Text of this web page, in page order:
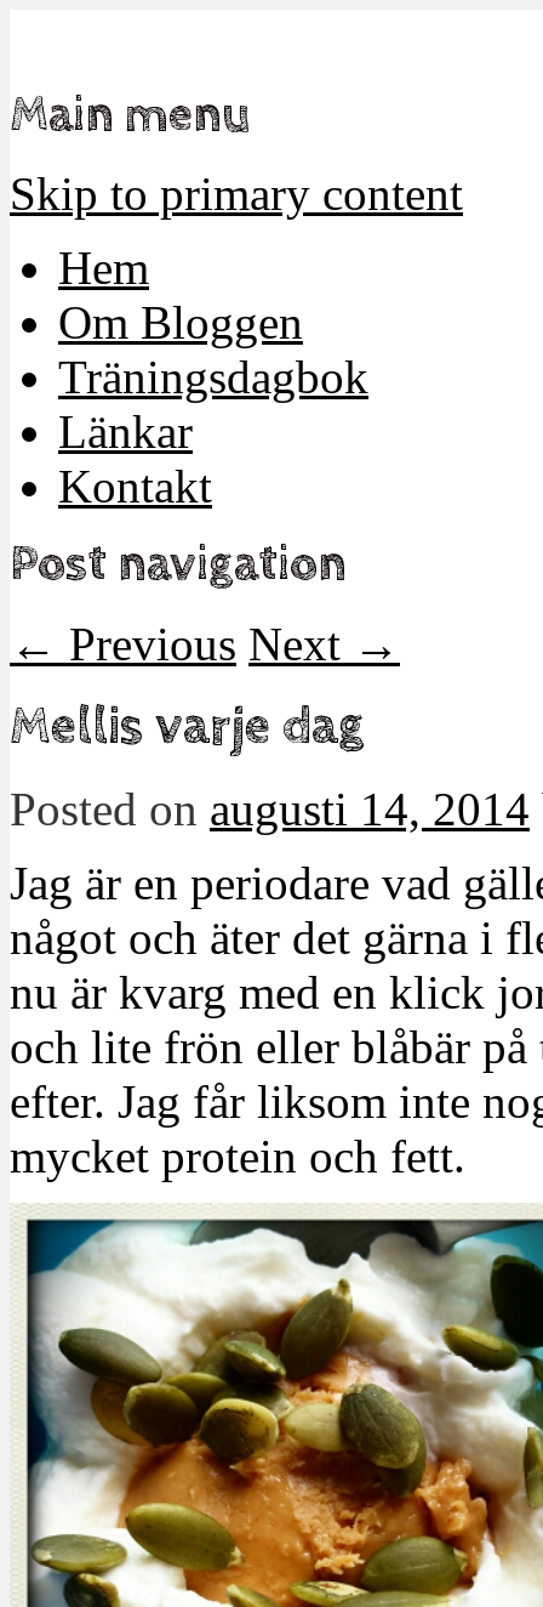
Main menu
Skip to primary content
Hem
Om Bloggen
Träningsdagbok
Länkar
Kontakt
Post navigation
← Previous Next →
Mellis varje dag
Posted on augusti 14, 2014
Jag är en periodare vad
något och äter det gärna i
nu är kvarg med en klick
och lite frön eller blåbär
efter. Jag får liksom inte
mycket protein och fett.